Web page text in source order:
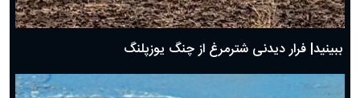
ببینید| فرار دیدنی شترمرغ از چنگ یوزپلنگ